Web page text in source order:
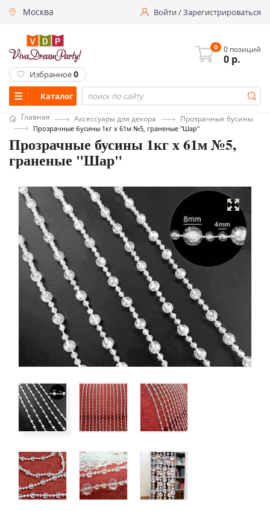
Москва Войти/Зарегистрироваться
Каталог
0 0 позиций
0 р.
Избранное0
Главная Аксессуары для декора Прозрачные бусины
Прозрачные бусины 1кг х 61м №5, граненые "Шар"
Прозрачные бусины 1кг х 61м №5,
граненые "Шар"